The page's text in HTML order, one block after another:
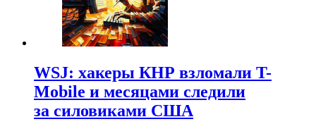
WSJ: хакеры КНР взломали T-
Mobile и месяцами следили
за силовиками США